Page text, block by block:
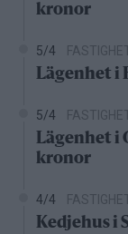
kronor
5/4
Lägenhet i
5/4
Lägenhet i
kronor
4/4
Kedjehus i